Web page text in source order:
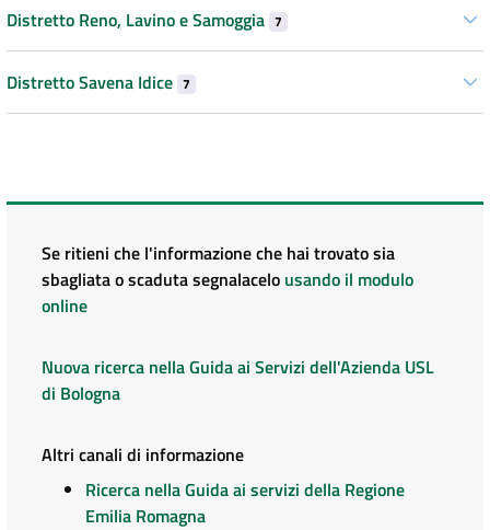
Distretto Reno, Lavino e Samoggia 7
Distretto Savena Idice 7
Se ritieni che l'informazione che hai trovato sia
sbagliata o scaduta segnalacelo usando il modulo
online
Nuova ricerca nella Guida ai Servizi dell'Azienda USL
di Bologna
Altri canali di informazione
Ricerca nella Guida ai servizi della Regione
Emilia Romagna